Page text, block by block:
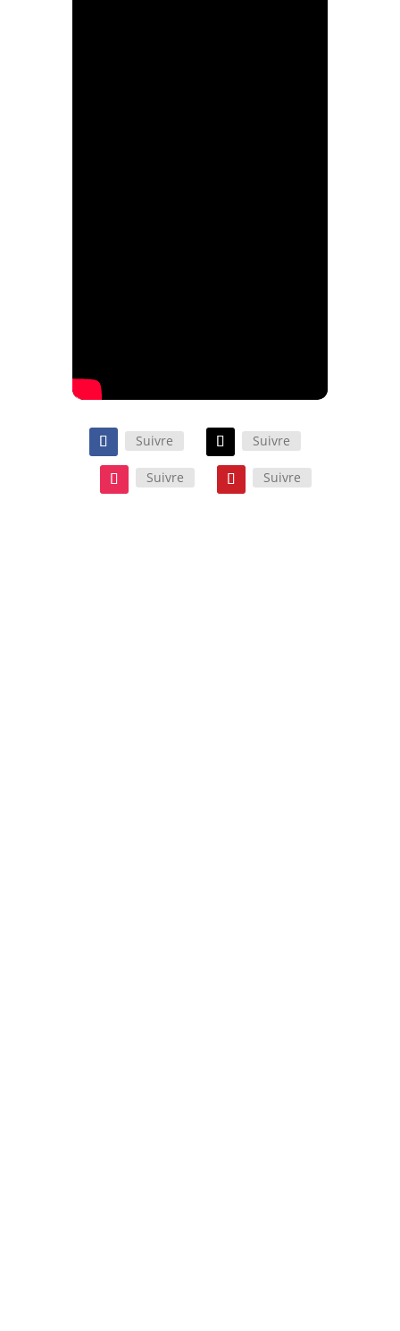
Suivre Suivre
Suivre Suivre